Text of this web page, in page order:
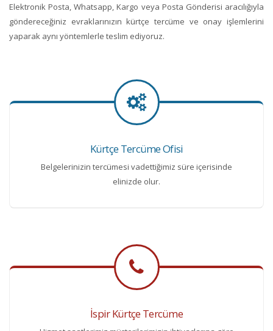
Elektronik Posta, Whatsapp, Kargo veya Posta Gönderisi aracılığıyla
göndereceğiniz evraklarınızın kürtçe tercüme ve onay işlemlerini
yaparak aynı yöntemlerle teslim ediyoruz.
Kürtçe Tercüme Ofisi
Belgelerinizin tercümesi vadettiğimiz süre içerisinde
elinizde olur.
İspir Kürtçe Tercüme